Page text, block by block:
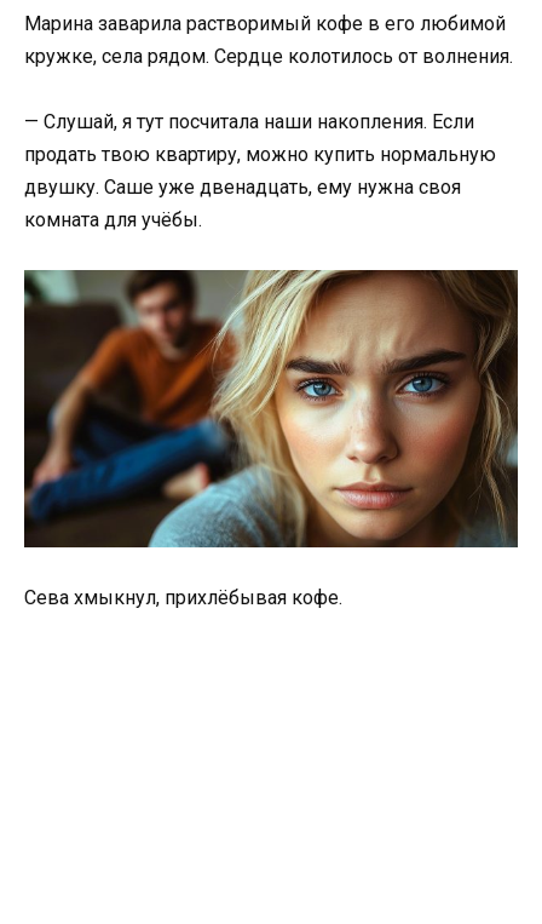
Марина заварила растворимый кофе в его любимой
кружке, села рядом. Сердце колотилось от волнения.
— Слушай, я тут посчитала наши накопления. Если
продать твою квартиру, можно купить нормальную
двушку. Саше уже двенадцать, ему нужна своя
комната для учёбы.
Сева хмыкнул, прихлёбывая кофе.